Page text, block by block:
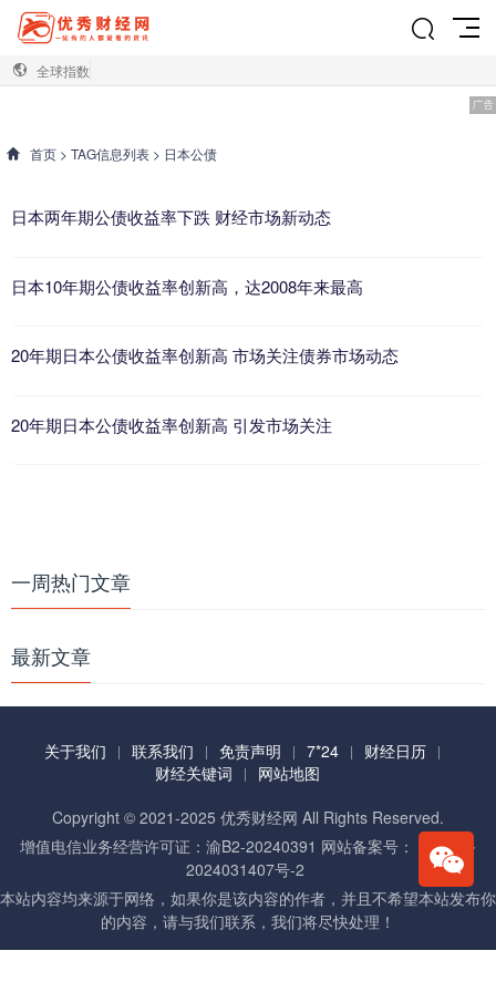
全球指数
首页 > TAG信息列表 > 日本公债
日本两年期公债收益率下跌 财经市场新动态
日本10年期公债收益率创新高，达2008年来最高
20年期日本公债收益率创新高 市场关注债券市场动态
20年期日本公债收益率创新高 引发市场关注
一周热门文章
最新文章
关于我们 联系我们 免责声明 7*24
财经日历
财经关键词
网站地图
Copyright © 2021-2025 优秀财经网 All Rights Reserved.
增值电信业务经营许可证：渝B2-20240391 网站备案号：
渝ICP备
2024031407号-2
本站内容均来源于网络，如果你是该内容的作者，并且不希望本站发布你
的内容，请与我们联系，我们将尽快处理！